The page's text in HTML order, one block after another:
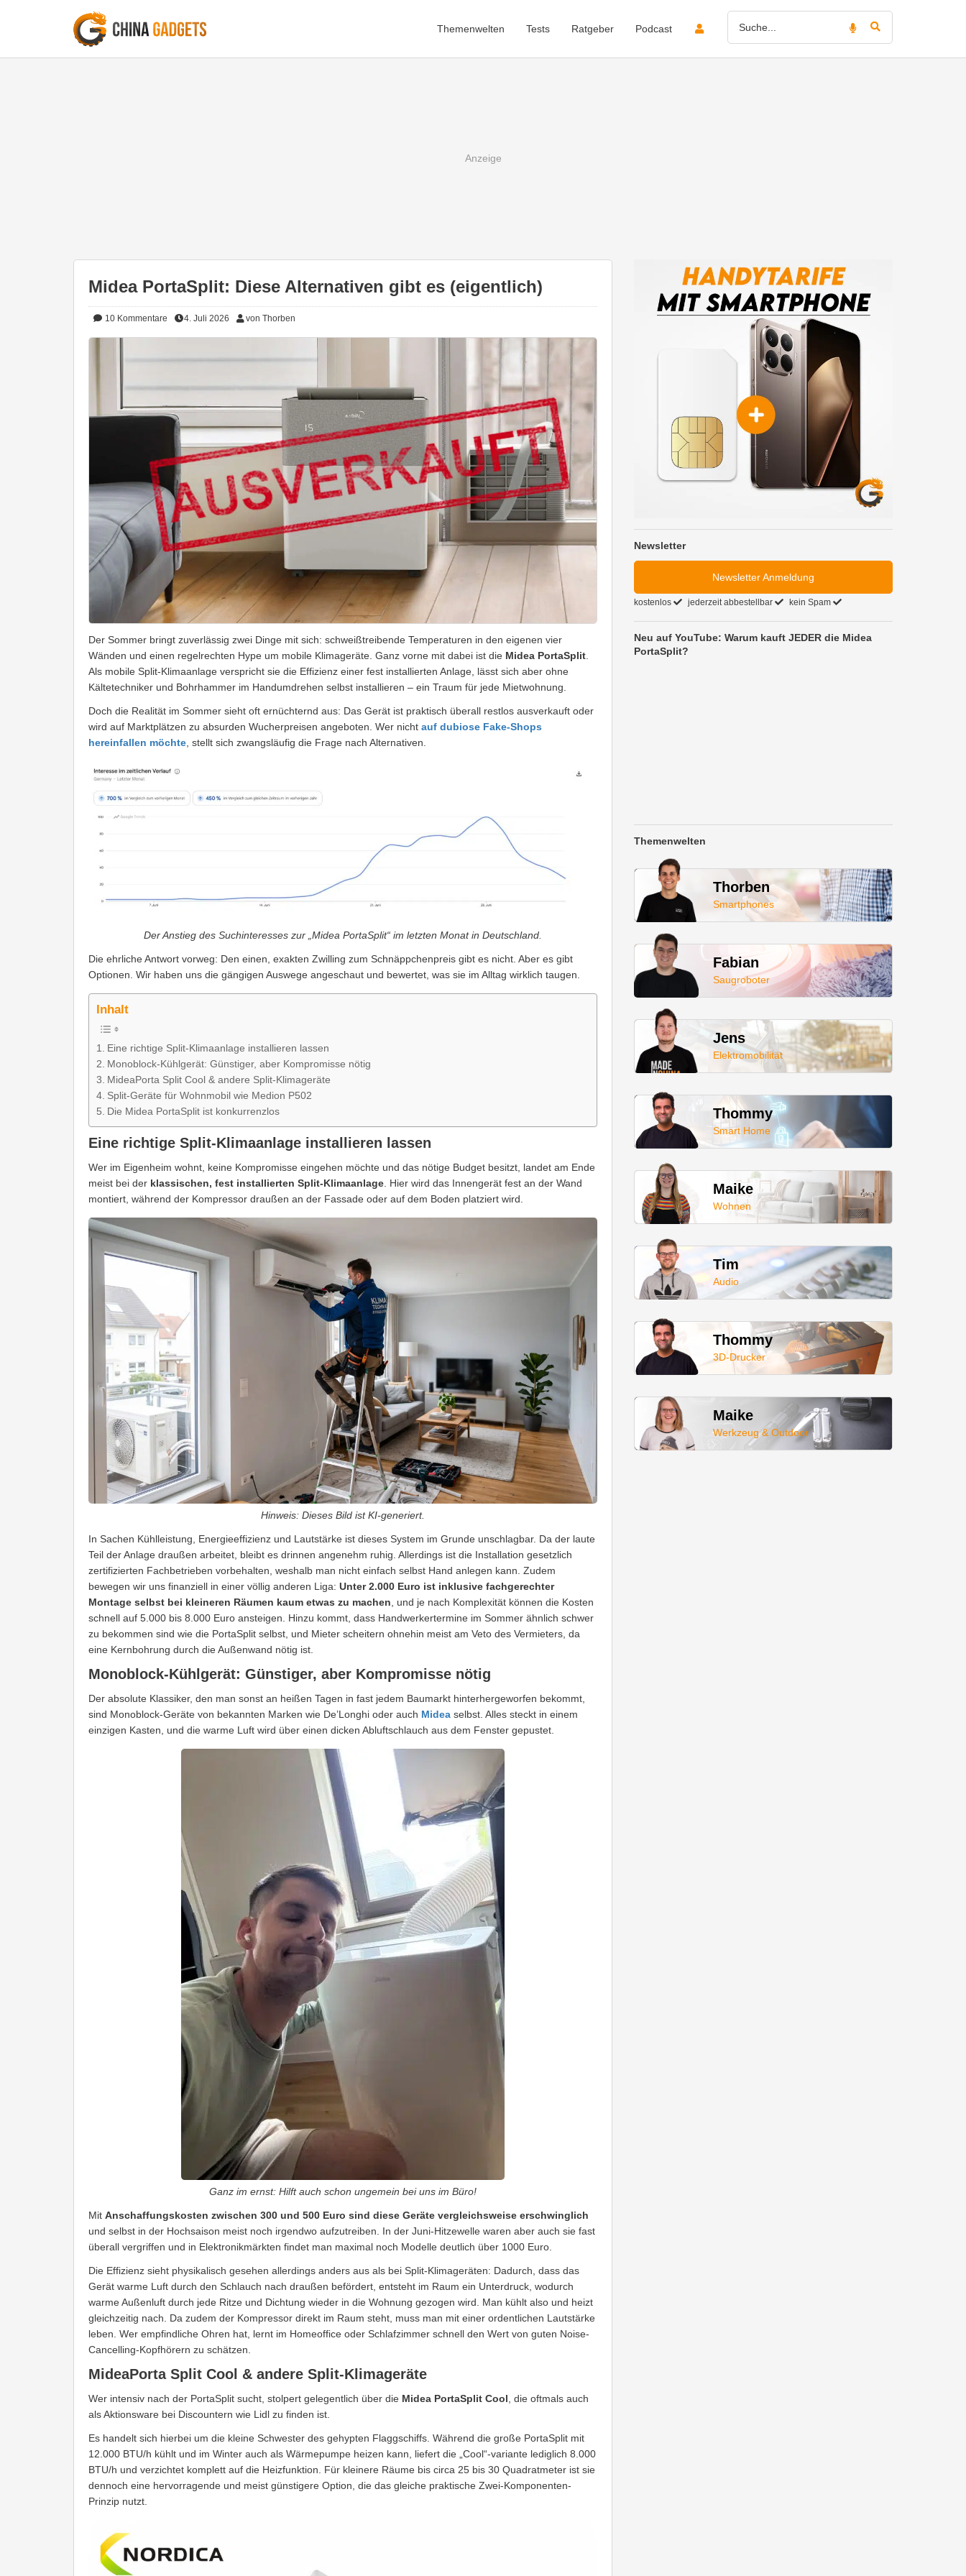
Themenwelten Tests Ratgeber Podcast
Midea PortaSplit: Diese Alternativen gibt es (eigentlich)
10 Kommentare 4. Juli 2026 von Thorben
Der Sommer bringt zuverlässig zwei Dinge mit sich: schweißtreibende Temperaturen in den eigenen vier
Wänden und einen regelrechten Hype um mobile Klimageräte. Ganz vorne mit dabei ist die Midea PortaSplit
Als mobile Split-Klimaanlage verspricht sie die Effizienz einer fest installierten Anlage, lässt sich aber ohne
Kältetechniker und Bohrhammer im Handumdrehen selbst installieren – ein Traum für jede Mietwohnung.
Doch die Realität im Sommer sieht oft ernüchternd aus: Das Gerät ist praktisch überall restlos ausverkauft oder
wird auf Marktplätzen zu absurden Wucherpreisen angeboten. Wer nicht auf dubiose Fake-Shops
hereinfallen möchte , stellt sich zwangsläufig die Frage nach Alternativen.
Der Anstieg des Suchinteresses zur „Midea PortaSplit“ im letzten Monat in Deutschland.
Die ehrliche Antwort vorweg: Den einen, exakten Zwilling zum Schnäppchenpreis gibt es nicht. Aber es gibt
Optionen. Wir haben uns die gängigen Auswege angeschaut und bewertet, was sie im Alltag wirklich taugen.
Inhalt
Eine richtige Split-Klimaanlage installieren lassen
Monoblock-Kühlgerät: Günstiger, aber Kompromisse nötig
MideaPorta Split Cool & andere Split-Klimageräte
Split-Geräte für Wohnmobil wie Medion P502
Die Midea PortaSplit ist konkurrenzlos
Eine richtige Split-Klimaanlage installieren lassen
Wer im Eigenheim wohnt, keine Kompromisse eingehen möchte und das nötige Budget besitzt, landet am Ende
meist bei der klassischen, fest installierten Split-Klimaanlage . Hier wird das Innengerät fest an der Wand
montiert, während der Kompressor draußen an der Fassade oder auf dem Boden platziert wird.
Hinweis: Dieses Bild ist KI-generiert.
In Sachen Kühlleistung, Energieeffizienz und Lautstärke ist dieses System im Grunde unschlagbar. Da der laute
Teil der Anlage draußen arbeitet, bleibt es drinnen angenehm ruhig. Allerdings ist die Installation gesetzlich
zertifizierten Fachbetrieben vorbehalten, weshalb man nicht einfach selbst Hand anlegen kann. Zudem
bewegen wir uns finanziell in einer völlig anderen Liga: Unter 2.000 Euro ist inklusive fachgerechter
Montage selbst bei kleineren Räumen kaum etwas zu machen , und je nach Komplexität können die Kosten
schnell auf 5.000 bis 8.000 Euro ansteigen. Hinzu kommt, dass Handwerkertermine im Sommer ähnlich schwer
zu bekommen sind wie die PortaSplit selbst, und Mieter scheitern ohnehin meist am Veto des Vermieters, da
eine Kernbohrung durch die Außenwand nötig ist.
Monoblock-Kühlgerät: Günstiger, aber Kompromisse nötig
Der absolute Klassiker, den man sonst an heißen Tagen in fast jedem Baumarkt hinterhergeworfen bekommt,
sind Monoblock-Geräte von bekannten Marken wie De’Longhi oder auch Midea selbst. Alles steckt in einem
einzigen Kasten, und die warme Luft wird über einen dicken Abluftschlauch aus dem Fenster gepustet.
Ganz im ernst: Hilft auch schon ungemein bei uns im Büro!
Mit Anschaffungskosten zwischen 300 und 500 Euro sind diese Geräte vergleichsweise erschwinglich
und selbst in der Hochsaison meist noch irgendwo aufzutreiben. In der Juni-Hitzewelle waren aber auch sie fast
überall vergriffen und in Elektronikmärkten findet man maximal noch Modelle deutlich über 1000 Euro.
Die Effizienz sieht physikalisch gesehen allerdings anders aus als bei Split-Klimageräten: Dadurch, dass das
Gerät warme Luft durch den Schlauch nach draußen befördert, entsteht im Raum ein Unterdruck, wodurch
warme Außenluft durch jede Ritze und Dichtung wieder in die Wohnung gezogen wird. Man kühlt also und heizt
gleichzeitig nach. Da zudem der Kompressor direkt im Raum steht, muss man mit einer ordentlichen Lautstärke
leben. Wer empfindliche Ohren hat, lernt im Homeoffice oder Schlafzimmer schnell den Wert von guten Noise-
Cancelling-Kopfhörern zu schätzen.
MideaPorta Split Cool & andere Split-Klimageräte
Wer intensiv nach der PortaSplit sucht, stolpert gelegentlich über die Midea PortaSplit Cool , die oftmals auch
als Aktionsware bei Discountern wie Lidl zu finden ist.
Es handelt sich hierbei um die kleine Schwester des gehypten Flaggschiffs. Während die große PortaSplit mit
12.000 BTU/h kühlt und im Winter auch als Wärmepumpe heizen kann, liefert die „Cool“-variante lediglich 8.000
BTU/h und verzichtet komplett auf die Heizfunktion. Für kleinere Räume bis circa 25 bis 30 Quadratmeter ist sie
dennoch eine hervorragende und meist günstigere Option, die das gleiche praktische Zwei-Komponenten-
Prinzip nutzt.
Newsletter
Newsletter Anmeldung
kostenlos jederzeit abbestellbar kein Spam
Neu auf YouTube: Warum kauft JEDER die Midea
PortaSplit?
Themenwelten
Thorben
Smartphones
Fabian
Saugroboter
Jens
Elektromobilität
Thommy
Smart Home
Maike
Wohnen
Tim
Audio
Thommy
3D-Drucker
Maike
Werkzeug & Outdoor